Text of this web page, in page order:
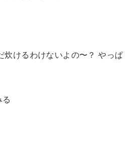
炊けるわけないよの〜？ やっぱ